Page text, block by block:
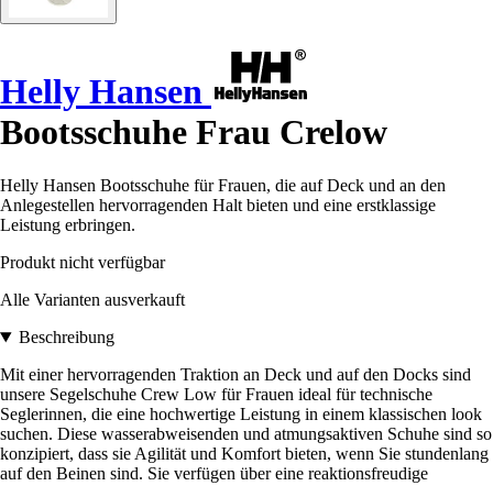
Helly Hansen
Bootsschuhe Frau Crelow
Helly Hansen Bootsschuhe für Frauen, die auf Deck und an den
Anlegestellen hervorragenden Halt bieten und eine erstklassige
Leistung erbringen.
Produkt nicht verfügbar
Alle Varianten ausverkauft
Beschreibung
Mit einer hervorragenden Traktion an Deck und auf den Docks sind
unsere Segelschuhe Crew Low für Frauen ideal für technische
Seglerinnen, die eine hochwertige Leistung in einem klassischen look
suchen. Diese wasserabweisenden und atmungsaktiven Schuhe sind so
konzipiert, dass sie Agilität und Komfort bieten, wenn Sie stundenlang
auf den Beinen sind. Sie verfügen über eine reaktionsfreudige